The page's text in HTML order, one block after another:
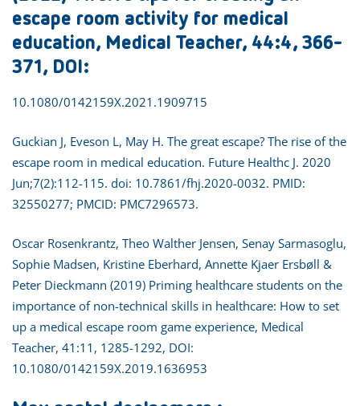
escape room activity for medical
education, Medical Teacher, 44:4, 366-
371, DOI:
10.1080/0142159X.2021.1909715
Guckian J, Eveson L, May H. The great escape? The rise of the
escape room in medical education. Future Healthc J. 2020
Jun;7(2):112-115. doi: 10.7861/fhj.2020-0032. PMID:
32550277; PMCID: PMC7296573.
Oscar Rosenkrantz, Theo Walther Jensen, Senay Sarmasoglu,
Sophie Madsen, Kristine Eberhard, Annette Kjaer Ersbøll &
Peter Dieckmann (2019) Priming healthcare students on the
importance of non-technical skills in healthcare: How to set
up a medical escape room game experience, Medical
Teacher, 41:11, 1285-1292, DOI:
10.1080/0142159X.2019.1636953